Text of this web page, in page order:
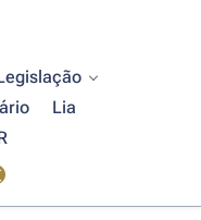
Lia